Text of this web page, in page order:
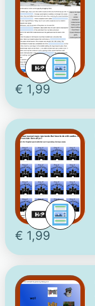
€ 1,99
€ 1,99